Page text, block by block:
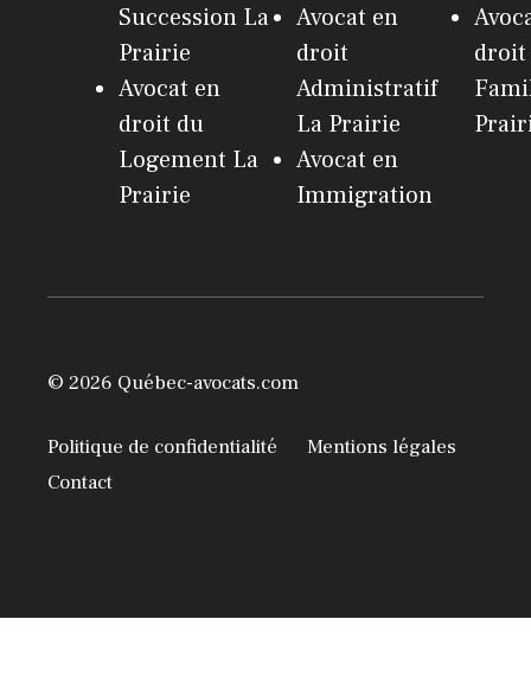
Succession La
Prairie
Avocat en
droit du
Logement La
Prairie
Avocat en
droit
Administratif
La Prairie
Avocat en
Immigration
droit
© 2026 Québec-avocats.com
Politique de confidentialité
Mentions légales
Contact